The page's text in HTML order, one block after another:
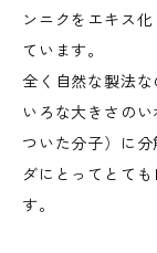
ンニクをエキス
ています。
全く自然な製法
いろな大きさの
ついた分子）に
ダにとってとて
す。